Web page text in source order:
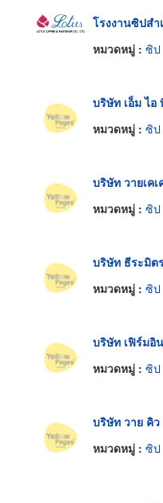
โรงงานซิปส
หมวดหมู่ : ซิป
บริษัท เอ็ม ไอ
หมวดหมู่ : ซิป
บริษัท วายเค
หมวดหมู่ : ซิป
บริษัท ธีระมิต
หมวดหมู่ : ซิป
บริษัท เฟิร์มอิ
หมวดหมู่ : ซิป
บริษัท วาย คิว
หมวดหมู่ : ซิป